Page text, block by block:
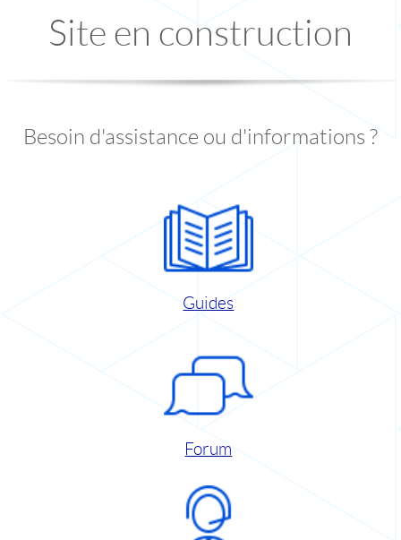
Site en construction
Besoin d'assistance ou d'informations ?
Guides
Forum